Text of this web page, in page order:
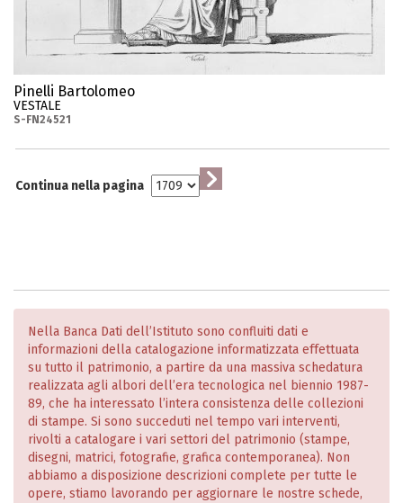
Pinelli Bartolomeo
VESTALE
S-FN24521
Continua nella pagina
Nella Banca Dati dell’Istituto sono confluiti dati e
informazioni della catalogazione informatizzata effettuata
su tutto il patrimonio, a partire da una massiva schedatura
realizzata agli albori dell’era tecnologica nel biennio 1987-
89, che ha interessato l’intera consistenza delle collezioni
di stampe. Si sono succeduti nel tempo vari interventi,
rivolti a catalogare i vari settori del patrimonio (stampe,
disegni, matrici, fotografie, grafica contemporanea). Non
abbiamo a disposizione descrizioni complete per tutte le
opere, stiamo lavorando per aggiornare le nostre schede,